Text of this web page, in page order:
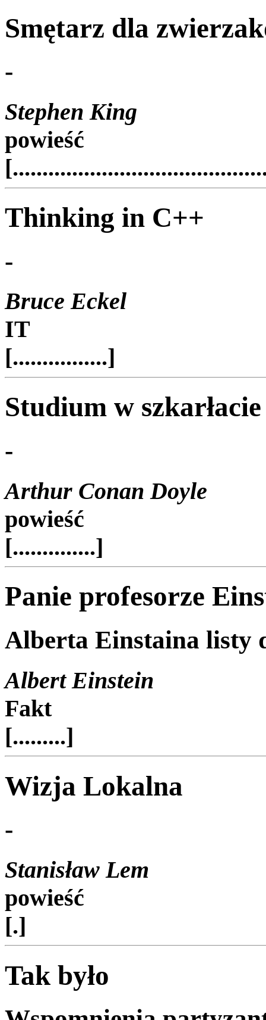
Smętarz dla
-
Stephen King
powieść
Thinking in C++
-
Bruce Eckel
IT
[................]
Studium w szkarłacie
-
Arthur Conan Doyle
powieść
[..............]
Panie profesorze
Alberta Einstaina listy
Albert Einstein
Fakt
[.........]
Wizja Lokalna
-
Stanisław Lem
powieść
[.]
Tak było